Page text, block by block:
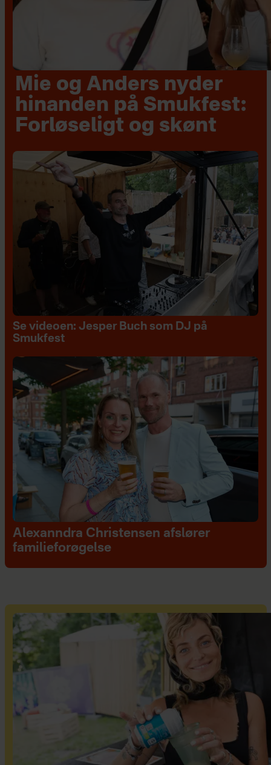
Mie og Anders nyder
hinanden på Smukfest:
Forløseligt og skønt
Se videoen: Jesper Buch som DJ på
Smukfest
Alexanndra Christensen afslører
familieforøgelse